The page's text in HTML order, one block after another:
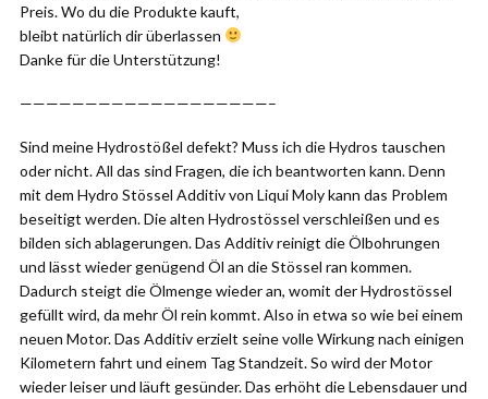
Preis. Wo du die Produkte kauft,
bleibt natürlich dir überlassen
Danke für die Unterstützung!
———————————————————–
Sind meine Hydrostößel defekt? Muss ich die Hydros tauschen
oder nicht. All das sind Fragen, die ich beantworten kann. Denn
mit dem Hydro Stössel Additiv von Liqui Moly kann das Problem
beseitigt werden. Die alten Hydrostössel verschleißen und es
bilden sich ablagerungen. Das Additiv reinigt die Ölbohrungen
und lässt wieder genügend Öl an die Stössel ran kommen.
Dadurch steigt die Ölmenge wieder an, womit der Hydrostössel
gefüllt wird, da mehr Öl rein kommt. Also in etwa so wie bei einem
neuen Motor. Das Additiv erzielt seine volle Wirkung nach einigen
Kilometern fahrt und einem Tag Standzeit. So wird der Motor
wieder leiser und läuft gesünder. Das erhöht die Lebensdauer und